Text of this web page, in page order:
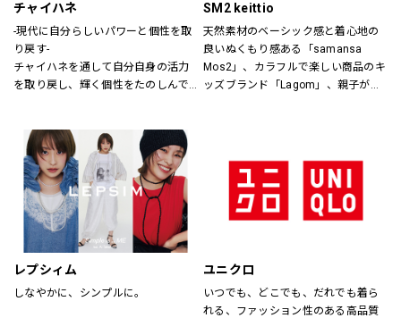
チャイハネ
-現代に自分らしいパワーと個性を取
り戻す-
チャイハネを通して自分自身の活力
を取り戻し、輝く個性をたのしんで
フスタイル提案や価値観の共有を計
り、現代生活において、必要な活気
を取り戻す力になりたいと考えてい
ます。
SM2 keittio
天然素材のベーシック感と着心地の
良いぬくもり感ある「samansa
Mos2」、カラフルで楽しい商品のキ
ッズブランド「Lagom」、親子が楽
レプシィム
しなやかに、シンプルに。
ユニクロ
いつでも、どこでも、だれでも着ら
れる、ファッション性のある高品質